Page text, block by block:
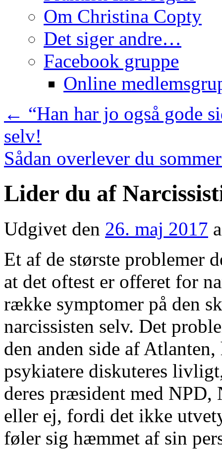
Om Christina Copty
Det siger andre…
Facebook gruppe
Online
← “Han har jo også gode
selv!
Sådan overlever du
Lider du af
Udgivet den 26. maj 2017
Et af de største problemer
at det oftest er offeret for
række symptomer på den
narcissisten selv. Det
den anden side af
psykiatere diskuteres
deres præsident med NPD,
eller ej, fordi det ikke
føler sig hæmmet af sin